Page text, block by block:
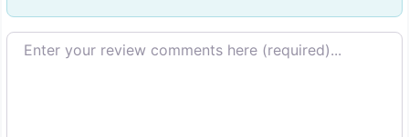
Texto de la reseña